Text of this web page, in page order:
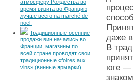
атмосферу Рождества во
время визита во Францию
лучше всего на marché de
noel.
Традиционные осенние
продажи вин начались во
Франции, магазины по
всей стране проводят свои
традиционные «foires aux
vins» (винные ярмарки).
даже
В
юге —